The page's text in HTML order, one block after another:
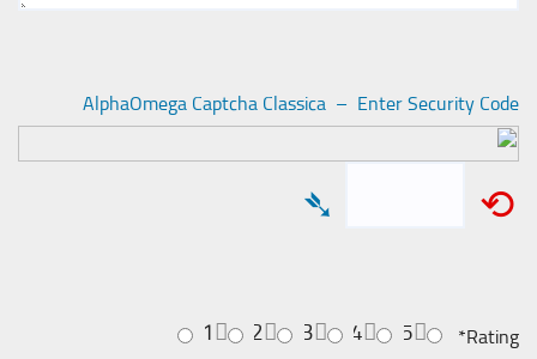
AlphaOmega Captcha Classica – Enter Security Code
⟲
➴
Rating
*
5
4
3
2
1